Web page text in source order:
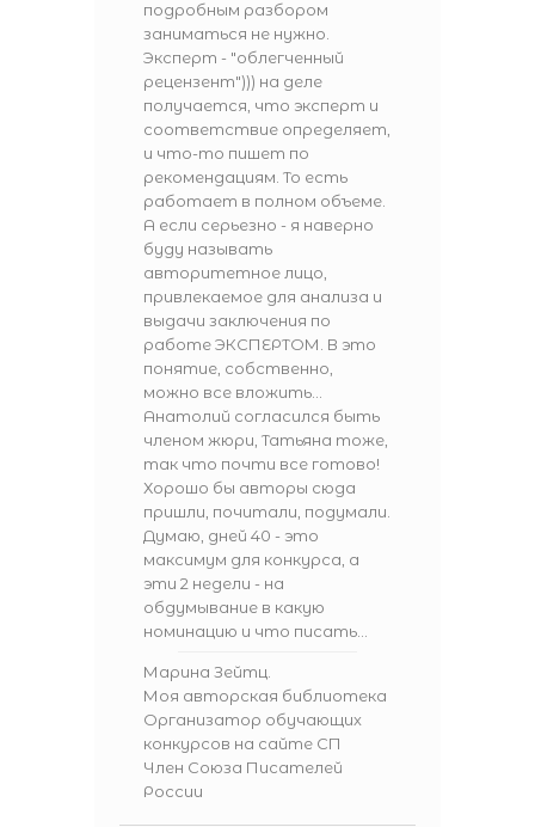
подробным разбором
заниматься не нужно.
Эксперт - "облегченный
рецензент"))) на деле
получается, что эксперт и
соответствие определяет,
и что-то пишет по
рекомендациям. То есть
работает в полном объеме.
А если серьезно - я наверно
буду называть
авторитетное лицо,
привлекаемое для анализа и
выдачи заключения по
работе ЭКСПЕРТОМ. В это
понятие, собственно,
можно все вложить...
Анатолий согласился быть
членом жюри, Татьяна тоже,
так что почти все готово!
Хорошо бы авторы сюда
пришли, почитали, подумали.
Думаю, дней 40 - это
максимум для конкурса, а
эти 2 недели - на
обдумывание в какую
номинацию и что писать...
Марина Зейтц.
Моя авторская библиотека
Организатор обучающих
конкурсов на сайте СП
Член Союза Писателей
России